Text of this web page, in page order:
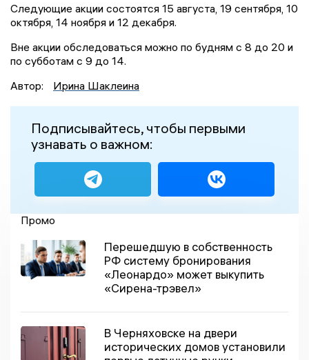
Следующие акции состоятся 15 августа, 19 сентября, 10
октября, 14 ноября и 12 декабря.
Вне акции обследоваться можно по будням с 8 до 20 и
по субботам с 9 до 14.
Автор:
Ирина Шаклеина
Подписывайтесь, чтобы первыми
узнавать о важном:
Промо
Перешедшую в собственность
РФ систему бронирования
«Леонардо» может выкупить
«Сирена-трэвел»
В Черняховске на двери
исторических домов установили